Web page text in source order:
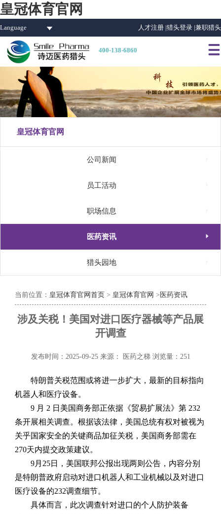
皇冠体育官网
Language 人才注册 |猎头登录 |兼职猎头
400-138-6860 
皇冠体育官网
公司新闻
员工活动
职场信息
医药资讯 
猎头园地
当前位置： 皇冠体育官网首页 > 皇冠体育官网 > 医药资讯
涉及关税！美国对进口医疗器械等产品展
开调查
发布时间：2025-09-25 来源： 医药之梯 浏览量：251
特朗普关税范围或将进一步扩大，最新的目标指向
机器人和医疗设备。
9 月 2 日美国商务部正依据《贸易扩展法》第 232
条开展相关调查。根据该法律，美国总统有权对被视为
关乎国家安全的关键商品加征关税，美国商务部需在
270天内提交政策建议。
9月25日，美国联邦公报出现两则公告，内容分别
是特朗普政府启动对进口机器人和工业机械以及对进口
医疗设备的232调查细节。
具体而言，此次调查针对进口的个人防护装备